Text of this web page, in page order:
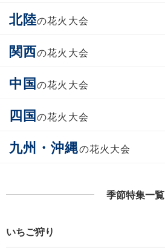
北陸の花火大会
関西の花火大会
中国の花火大会
四国の花火大会
九州・沖縄の花火大会
季節特集一覧
いちご狩り